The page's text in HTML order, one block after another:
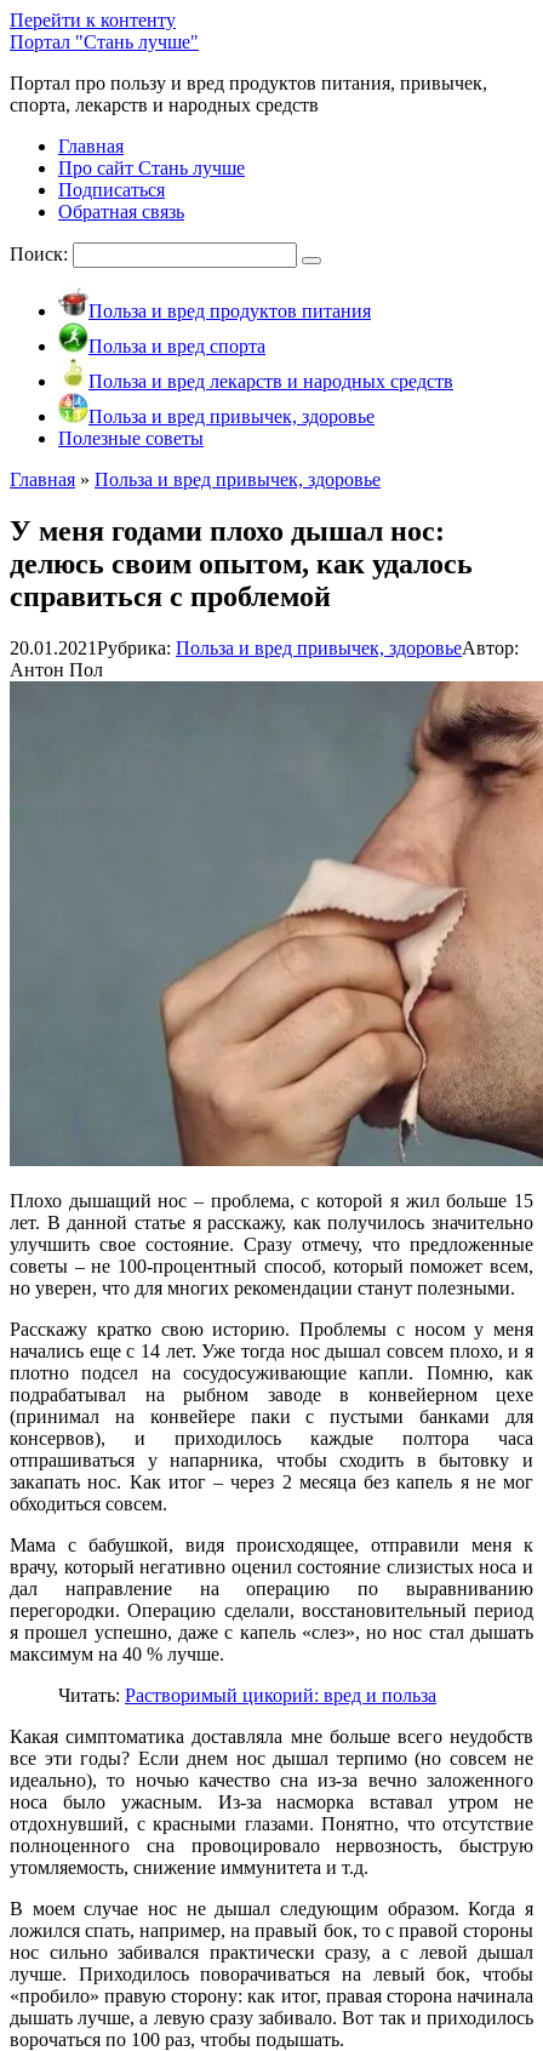
Перейти к контенту
Портал "Стань лучше"
Портал про пользу и вред продуктов питания, привычек,
спорта, лекарств и народных средств
Главная
Про сайт Стань лучше
Подписаться
Обратная связь
Поиск:
Польза и вред продуктов питания
Польза и вред спорта
Польза и вред лекарств и народных средств
Польза и вред привычек, здоровье
Полезные советы
Главная » Польза и вред привычек, здоровье
У меня годами плохо дышал нос:
делюсь своим опытом, как удалось
справиться с проблемой
20.01.2021Рубрика: Польза и вред привычек, здоровьеАвтор:
Антон Пол
Плохо дышащий нос – проблема, с которой я жил больше 15
лет. В данной статье я расскажу, как получилось значительно
улучшить свое состояние. Сразу отмечу, что предложенные
советы – не 100-процентный способ, который поможет всем,
но уверен, что для многих рекомендации станут полезными.
Расскажу кратко свою историю. Проблемы с носом у меня
начались еще с 14 лет. Уже тогда нос дышал совсем плохо, и я
плотно подсел на сосудосуживающие капли. Помню, как
подрабатывал на рыбном заводе в конвейерном цехе
(принимал на конвейере паки с пустыми банками для
консервов), и приходилось каждые полтора часа
отпрашиваться у напарника, чтобы сходить в бытовку и
закапать нос. Как итог – через 2 месяца без капель я не мог
обходиться совсем.
Мама с бабушкой, видя происходящее, отправили меня к
врачу, который негативно оценил состояние слизистых носа и
дал направление на операцию по выравниванию
перегородки. Операцию сделали, восстановительный период
я прошел успешно, даже с капель «слез», но нос стал дышать
максимум на 40 % лучше.
Читать: Растворимый цикорий: вред и польза
Какая симптоматика доставляла мне больше всего неудобств
все эти годы? Если днем нос дышал терпимо (но совсем не
идеально), то ночью качество сна из-за вечно заложенного
носа было ужасным. Из-за насморка вставал утром не
отдохнувший, с красными глазами. Понятно, что отсутствие
полноценного сна провоцировало нервозность, быструю
утомляемость, снижение иммунитета и т.д.
В моем случае нос не дышал следующим образом. Когда я
ложился спать, например, на правый бок, то с правой стороны
нос сильно забивался практически сразу, а с левой дышал
лучше. Приходилось поворачиваться на левый бок, чтобы
«пробило» правую сторону: как итог, правая сторона начинала
дышать лучше, а левую сразу забивало. Вот так и приходилось
ворочаться по 100 раз, чтобы подышать.